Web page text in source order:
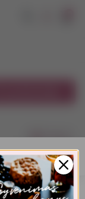
Filtrai
1 2